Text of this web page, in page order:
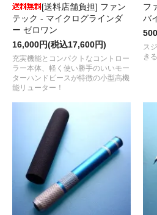
[送料店舗負担] ファン
テック - マイクログラインダ
ー ゼロワン
16,000円(税込17,600円)
充実機能とコンパクトなコントロー
ラー本体、軽く使い勝手のいいモー
ターハンドピースが特徴の小型高機
能リューター！
フ
バ
ス
き